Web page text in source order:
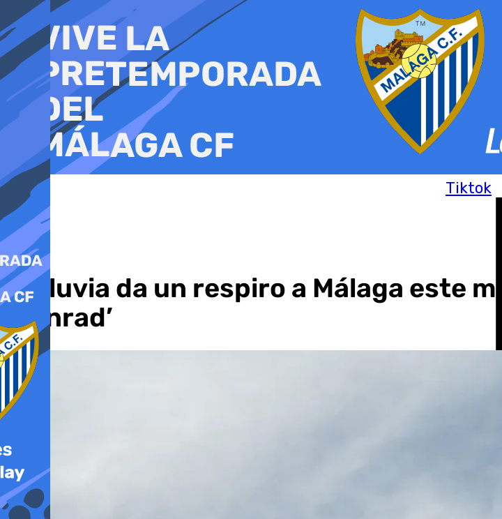
al
contenido
Tiktok
La lluvia da un respiro a Málaga este
‘Konrad’